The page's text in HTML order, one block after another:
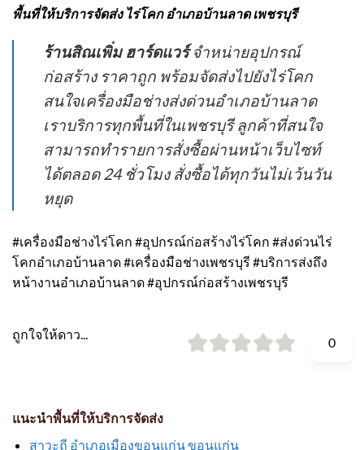
พื้นที่ให้บริการจัดส่ง ไร่โคก อำเภอบ้านลาด เพชรบุรี
ร้านสิณเพิ่ม ฮาร์ดแวร์จำหน่ายอุปกรณ์
ก่อสร้าง ราคาถูก พร้อมจัดส่งไปยังไร่โคก
สนใจเครื่องมือช่างส่งด่วนอำเภอบ้านลาด
เราบริการทุกพื้นที่ในเพชรบุรี ลูกค้าที่สนใจ
สามารถทำรายการสั่งซื้อผ่านหน้าเว็บไซท์
ได้ตลอด 24 ชั่วโมง สั่งซื้อได้ทุกวันไม่เว้นวัน
หยุด
#เครื่องมือช่างไร่โคก #อุปกรณ์ก่อสร้างไร่โคก #ส่งด่วนไร่
โคกอำเภอบ้านลาด #เครื่องมือช่างเพชรบุรี #บริการส่งถึง
หน้างานอำเภอบ้านลาด #อุปกรณ์ก่อสร้างเพชรบุรี
ถูกใจให้ดาว...
0
แนะนำพื้นที่ให้บริการจัดส่ง
สาวะถี อำเภอเมืองขอนแก่น ขอนแก่น